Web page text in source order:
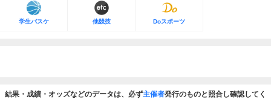
学生バスケ 他競技 Doスポーツ
結果・成績・オッズなどのデータは、必ず主催者発行のものと照合し確認してく